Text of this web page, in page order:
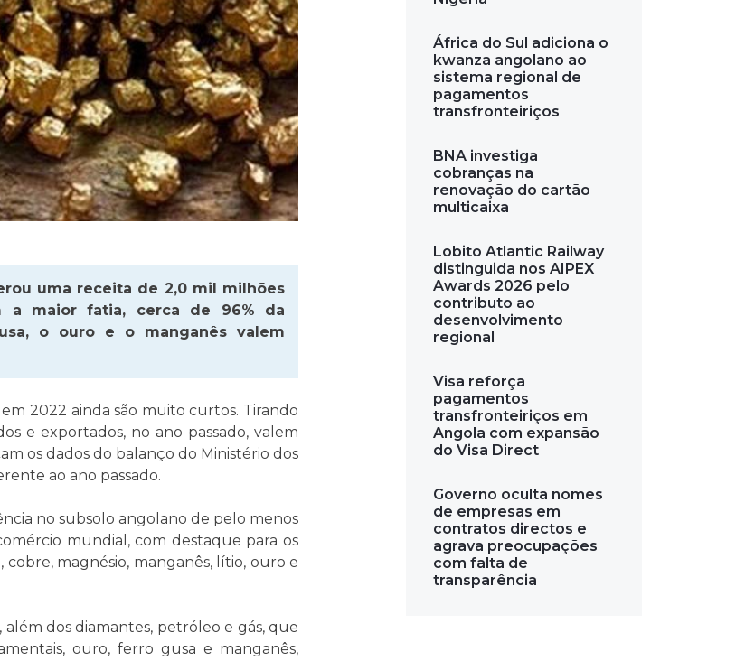
uma receita de 2,0 mil milhões
a maior fatia, cerca de 96% da
o ouro e o manganês valem
2022 ainda são muito curtos. Tirando
e exportados, no ano passado, valem
os dados do balanço do Ministério dos
ao ano passado.
no subsolo angolano de pelo menos
mundial, com destaque para os
magnésio, manganês, lítio, ouro e
dos diamantes, petróleo e gás, que
ouro, ferro gusa e manganês,
África do Sul adiciona o
kwanza angolano ao
sistema regional de
pagamentos
transfronteiriços
BNA investiga
cobranças na
renovação do cartão
multicaixa
Lobito Atlantic Railway
distinguida nos AIPEX
Awards 2026 pelo
contributo ao
desenvolvimento
regional
Visa reforça
pagamentos
transfronteiriços em
Angola com expansão
do Visa Direct
Governo oculta nomes
de empresas em
contratos directos e
agrava preocupações
com falta de
transparência